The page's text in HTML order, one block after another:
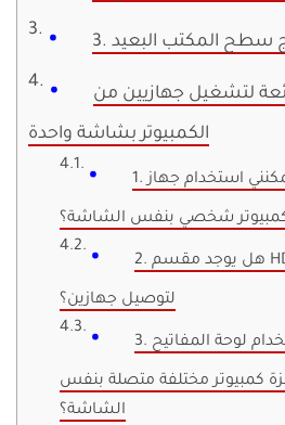
سطح المكتب البعيد
لتشغيل جهازيين من
الكمبيوتر بشاشة واحدة
1. هل يمكنني استخدام جهاز Mac وجهاز
شخصي بنفس الشاشة؟
2. هل يوجد مقسم HDMI يمكن استخدامه
لتوصيل جهازين؟
3. هل يمكنني استخدام لوحة المفاتيح
كمبيوتر مختلفة متصلة بنفس
الشاشة؟